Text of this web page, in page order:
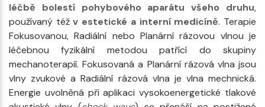
léčbě bolestí pohybového aparátu všeho druhu,
používaný téžv estetické a interní medicíně. Terapie
Fokusovanou, Radiální nebo Planární rázovou vlnou je
léčebnou fyzikální metodou patřící do skupiny
mechanoterapií. Fokusovaná a Planární rázová vlna jsou
vlny zvukové a Radiální rázová vlna je vlna mechnická.
Energie uvolněná při aplikaci vysokoenergetické tlakové